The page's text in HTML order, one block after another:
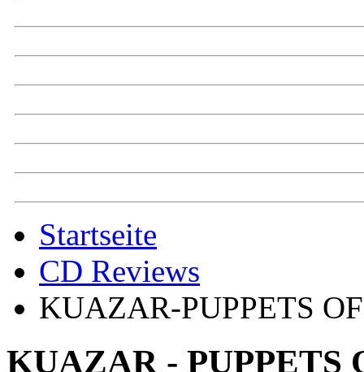
Startseite
CD Reviews
KUAZAR-PUPPETS
KUAZAR -